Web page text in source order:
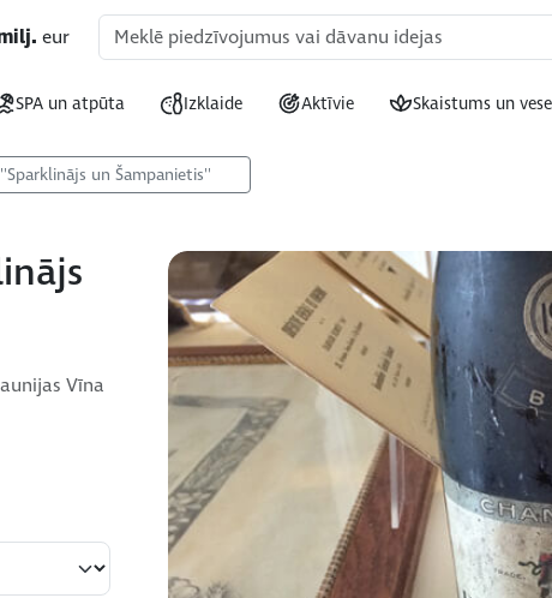
eur
SPA un atpūta Izklaide Aktīvie Skaistums un
un Šampanietis''
Vīna